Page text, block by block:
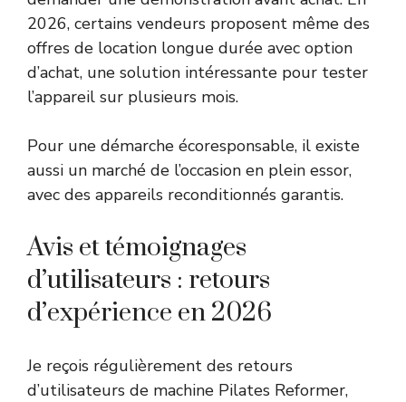
2026, certains vendeurs proposent même des
offres de location longue durée avec option
d’achat, une solution intéressante pour tester
l’appareil sur plusieurs mois.
Pour une démarche écoresponsable, il existe
aussi un marché de l’occasion en plein essor,
avec des appareils reconditionnés garantis.
Avis et témoignages
d’utilisateurs : retours
d’expérience en 2026
Je reçois régulièrement des retours
d’utilisateurs de machine Pilates Reformer,